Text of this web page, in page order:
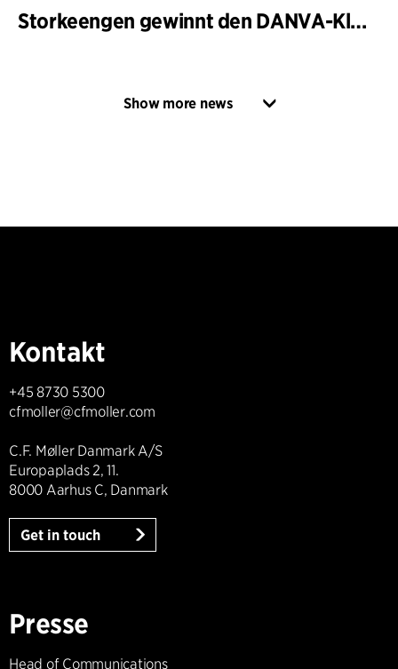
Storkeengen gewinnt den DANVA-Klimapreis 2025 – und baut auf bisherigen Architektur- Auszeichnungen auf
Show more news
Kontakt
+45 8730 5300
cfmoller@cfmoller.com
C.F. Møller Danmark A/S
Europaplads 2, 11.
8000 Aarhus C, Danmark
Get in touch
Presse
Head of Communications